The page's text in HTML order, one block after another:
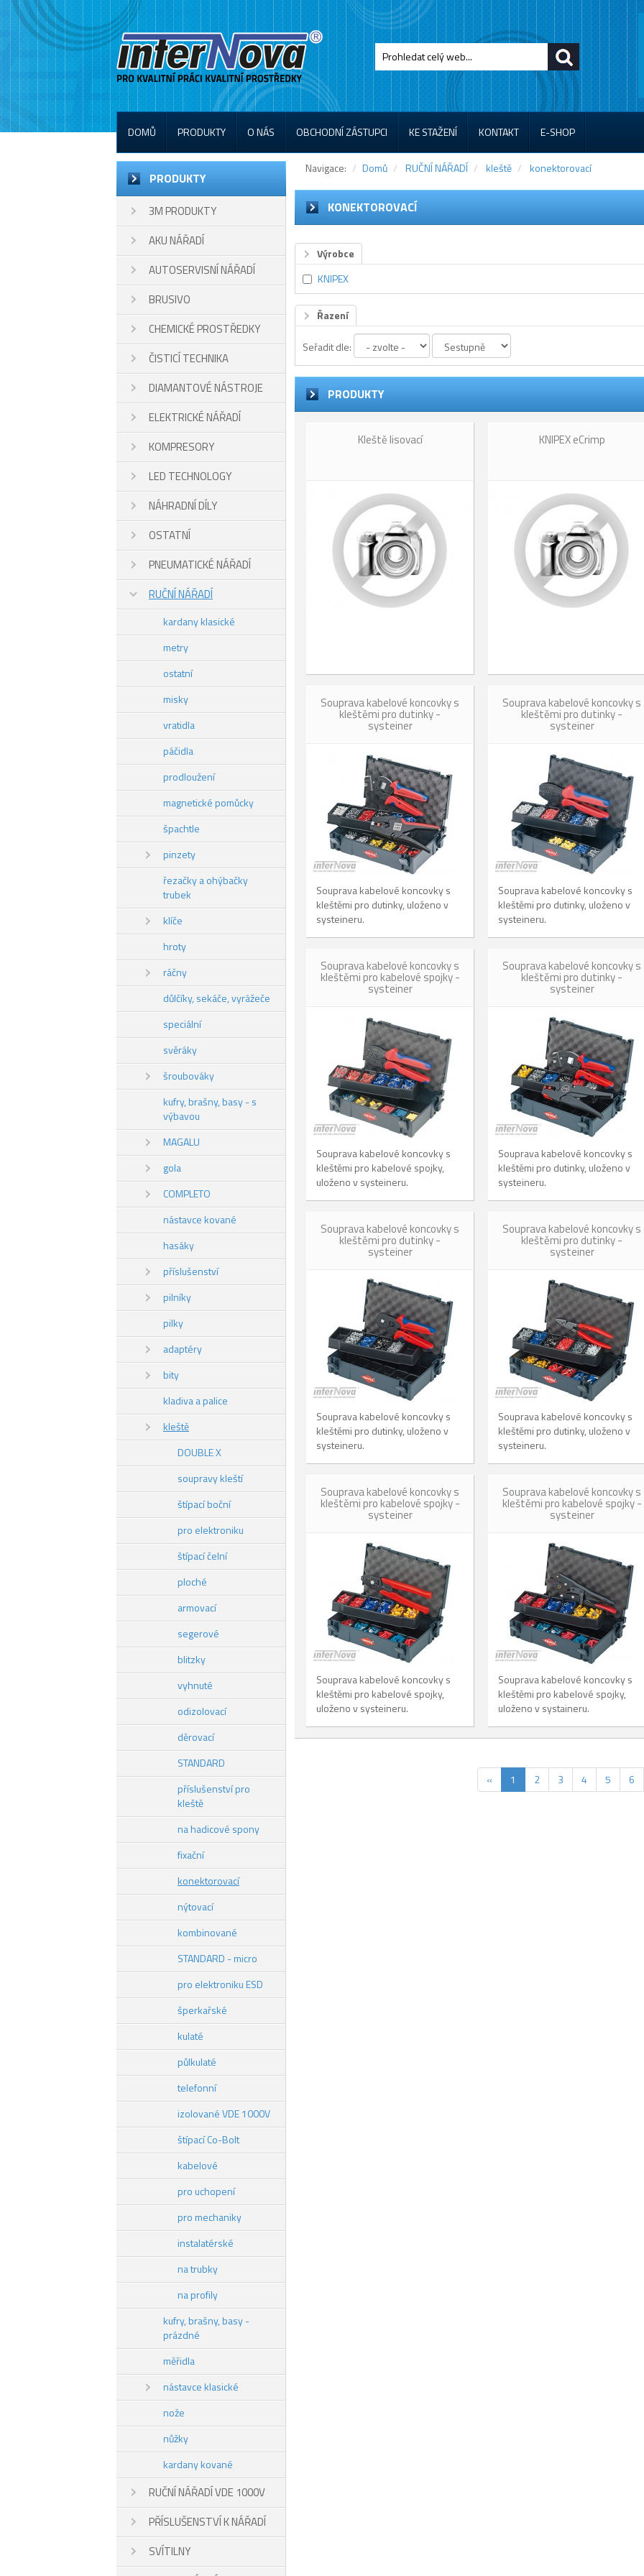
DOMŮ PRODUKTY O NÁS OBCHODNÍ ZÁSTUPCI KE STAŽENÍ KONTAKT E-SHOP
PRODUKTY
3M PRODUKTY
AKU NÁŘADÍ
AUTOSERVISNÍ NÁŘADÍ
BRUSIVO
CHEMICKÉ PROSTŘEDKY
ČISTICÍ TECHNIKA
DIAMANTOVÉ NÁSTROJE
ELEKTRICKÉ NÁŘADÍ
KOMPRESORY
LED TECHNOLOGY
NÁHRADNÍ DÍLY
OSTATNÍ
PNEUMATICKÉ NÁŘADÍ
RUČNÍ NÁŘADÍ
kardany klasické
metry
ostatní
misky
vratidla
páčidla
prodloužení
magnetické pomůcky
špachtle
pinzety
řezačky a ohýbačky
trubek
klíče
hroty
ráčny
důlčíky, sekáče, vyrážeče
speciální
svěráky
šroubováky
kufry, brašny, basy - s
výbavou
MAGALU
gola
COMPLETO
nástavce kované
hasáky
příslušenství
pilníky
pilky
adaptéry
bity
kladiva a palice
kleště
DOUBLE X
soupravy kleští
štípací boční
pro elektroniku
štípací čelní
ploché
armovací
segerové
blitzky
vyhnuté
odizolovací
děrovací
STANDARD
příslušenství pro
kleště
na hadicové spony
fixační
konektorovací
nýtovací
kombinované
STANDARD - micro
pro elektroniku ESD
šperkařské
kulaté
půlkulaté
telefonní
izolované VDE 1000V
štípací Co-Bolt
kabelové
pro uchopení
pro mechaniky
instalatérské
na trubky
na profily
kufry, brašny, basy -
prázdné
měřidla
nástavce klasické
nože
nůžky
kardany kované
RUČNÍ NÁŘADÍ VDE 1000V
PŘÍSLUŠENSTVÍ K NÁŘADÍ
SVÍTILNY
Navigace: Domů RUČNÍ NÁŘADÍ kleště konektorovací
KONEKTOROVACÍ
Výrobce
KNIPEX
Řazení
Seřadit dle:
PRODUKTY
Kleště lisovací KNIPEX eCrimp
Souprava kabelové koncovky s
kleštěmi pro dutinky -
systeiner
Souprava kabelové koncovky s
kleštěmi pro dutinky, uloženo v
systeineru.
Souprava kabelové koncovky s
kleštěmi pro dutinky -
systeiner
Souprava kabelové koncovky s
kleštěmi pro dutinky, uloženo v
systeineru.
Souprava kabelové koncovky s
kleštěmi pro kabelové spojky -
systeiner
Souprava kabelové koncovky s
kleštěmi pro kabelové spojky,
uloženo v systeineru.
Souprava kabelové koncovky s
kleštěmi pro dutinky -
systeiner
Souprava kabelové koncovky s
kleštěmi pro dutinky, uloženo v
systeineru.
Souprava kabelové koncovky s
kleštěmi pro dutinky -
systeiner
Souprava kabelové koncovky s
kleštěmi pro dutinky, uloženo v
systeineru.
Souprava kabelové koncovky s
kleštěmi pro dutinky -
systeiner
Souprava kabelové koncovky s
kleštěmi pro dutinky, uloženo v
systeineru.
Souprava kabelové koncovky s
kleštěmi pro kabelové spojky -
systeiner
Souprava kabelové koncovky s
kleštěmi pro kabelové spojky,
uloženo v systeineru.
Souprava kabelové koncovky s
kleštěmi pro kabelové spojky -
systeiner
Souprava kabelové koncovky s
kleštěmi pro kabelové spojky,
uloženo v systaineru.
« 1 2 3 4 5 6